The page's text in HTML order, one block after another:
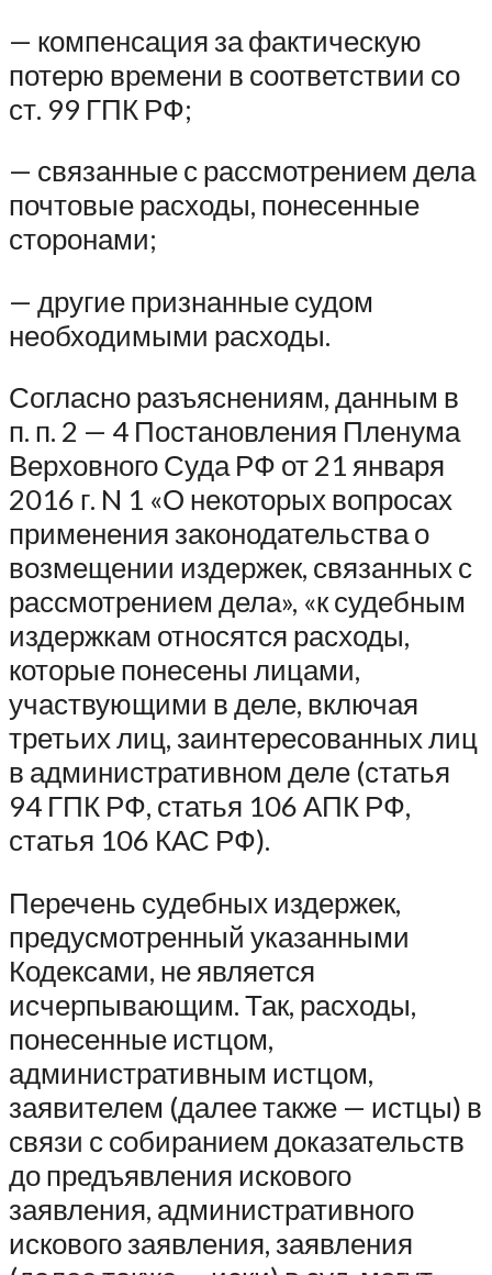
— компенсация за фактическую
потерю времени в соответствии со
ст. 99 ГПК РФ;
— связанные с рассмотрением дела
почтовые расходы, понесенные
сторонами;
— другие признанные судом
необходимыми расходы.
Согласно разъяснениям, данным в
п. п. 2 — 4 Постановления Пленума
Верховного Суда РФ от 21 января
2016 г. N 1 «О некоторых вопросах
применения законодательства о
возмещении издержек, связанных с
рассмотрением дела», «к судебным
издержкам относятся расходы,
которые понесены лицами,
участвующими в деле, включая
третьих лиц, заинтересованных лиц
в административном деле (статья
94 ГПК РФ, статья 106 АПК РФ,
статья 106 КАС РФ).
Перечень судебных издержек,
предусмотренный указанными
Кодексами, не является
исчерпывающим. Так, расходы,
понесенные истцом,
административным истцом,
заявителем (далее также — истцы) в
связи с собиранием доказательств
до предъявления искового
заявления, административного
искового заявления, заявления